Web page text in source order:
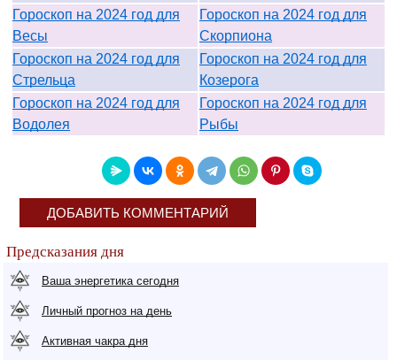
Гороскоп на 2024 год для
Весы
Гороскоп на 2024 год для
Скорпиона
Гороскоп на 2024 год для
Стрельца
Гороскоп на 2024 год для
Козерога
Гороскоп на 2024 год для
Водолея
Гороскоп на 2024 год для
Рыбы
ДОБАВИТЬ КОММЕНТАРИЙ
Предсказания дня
Ваша энергетика сегодня
Личный прогноз на день
Активная чакра дня